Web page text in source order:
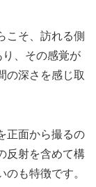
こそ、訪れる側
り、その感覚が
の深さを感じ取
正面から撮るの
反射を含めて構
も特徴です。